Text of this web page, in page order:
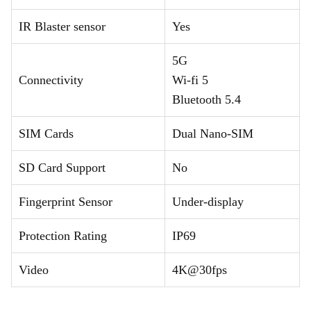
IR Blaster sensor Yes
Connectivity
5G
Wi-fi 5
Bluetooth 5.4
SIM Cards Dual Nano-SIM
SD Card Support No
Fingerprint Sensor Under-display
Protection Rating IP69
Video 4K@30fps